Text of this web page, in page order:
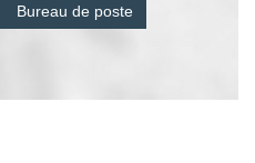
Bureau de poste